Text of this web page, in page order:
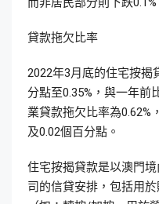
貸款拖欠比率
2022年3月底的住宅按揭
分點至0.35%，與一年前
業貸款拖欠比率為0.62%
及0.02個百分點。
住宅按揭貸款是以澳門
司的信貸安排，包括用